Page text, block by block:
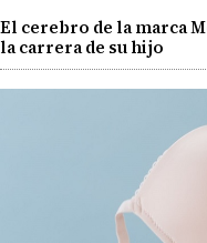
El cerebro de la marca
la carrera de su hijo